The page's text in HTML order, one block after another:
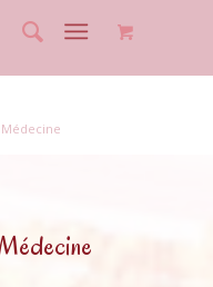
Médecine